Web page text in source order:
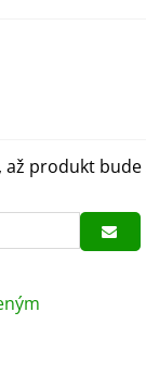
produkt bude